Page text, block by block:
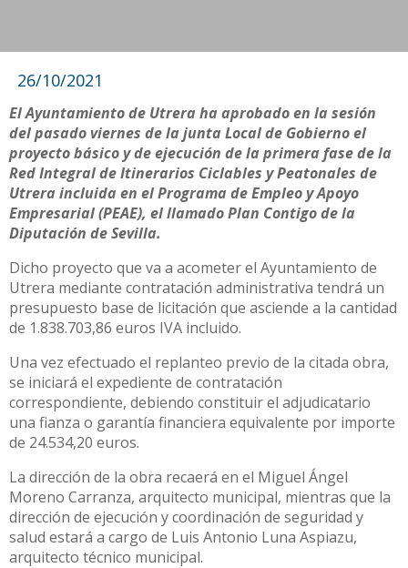
26/10/2021
El Ayuntamiento de Utrera ha aprobado en la sesión
del pasado viernes de la junta Local de Gobierno el
proyecto básico y de ejecución de la primera fase de la
Red Integral de Itinerarios Ciclables y Peatonales de
Utrera incluida en el Programa de Empleo y Apoyo
Empresarial (PEAE), el llamado Plan Contigo de la
Diputación de Sevilla.
Dicho proyecto que va a acometer el Ayuntamiento de
Utrera mediante contratación administrativa tendrá un
presupuesto base de licitación que asciende a la cantidad
de 1.838.703,86 euros IVA incluido.
Una vez efectuado el replanteo previo de la citada obra,
se iniciará el expediente de contratación
correspondiente, debiendo constituir el adjudicatario
una fianza o garantía financiera equivalente por importe
de 24.534,20 euros.
La dirección de la obra recaerá en el Miguel Ángel
Moreno Carranza, arquitecto municipal, mientras que la
dirección de ejecución y coordinación de seguridad y
salud estará a cargo de Luis Antonio Luna Aspiazu,
arquitecto técnico municipal.